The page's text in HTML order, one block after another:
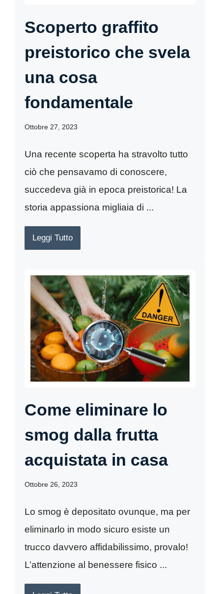
Scoperto graffito
preistorico che svela
una cosa
fondamentale
Ottobre 27, 2023
Una recente scoperta ha stravolto tutto
ciò che pensavamo di conoscere,
succedeva già in epoca preistorica! La
storia appassiona migliaia di ...
Leggi Tutto
Come eliminare lo
smog dalla frutta
acquistata in casa
Ottobre 26, 2023
Lo smog è depositato ovunque, ma per
eliminarlo in modo sicuro esiste un
trucco davvero affidabilissimo, provalo!
L’attenzione al benessere fisico ...